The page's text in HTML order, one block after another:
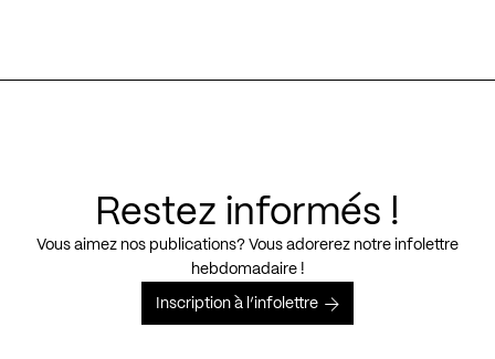
Restez informés !
Vous aimez nos publications? Vous adorerez notre infolettre
hebdomadaire !
Inscription à l’infolettre